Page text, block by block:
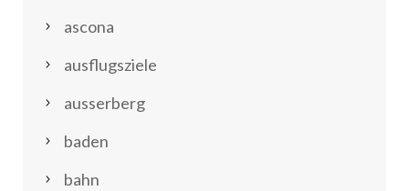
ascona
ausflugsziele
ausserberg
baden
bahn